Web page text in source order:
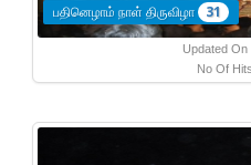
பதினெழாம் நாள் திருவிழா 31
Updated On
No Of